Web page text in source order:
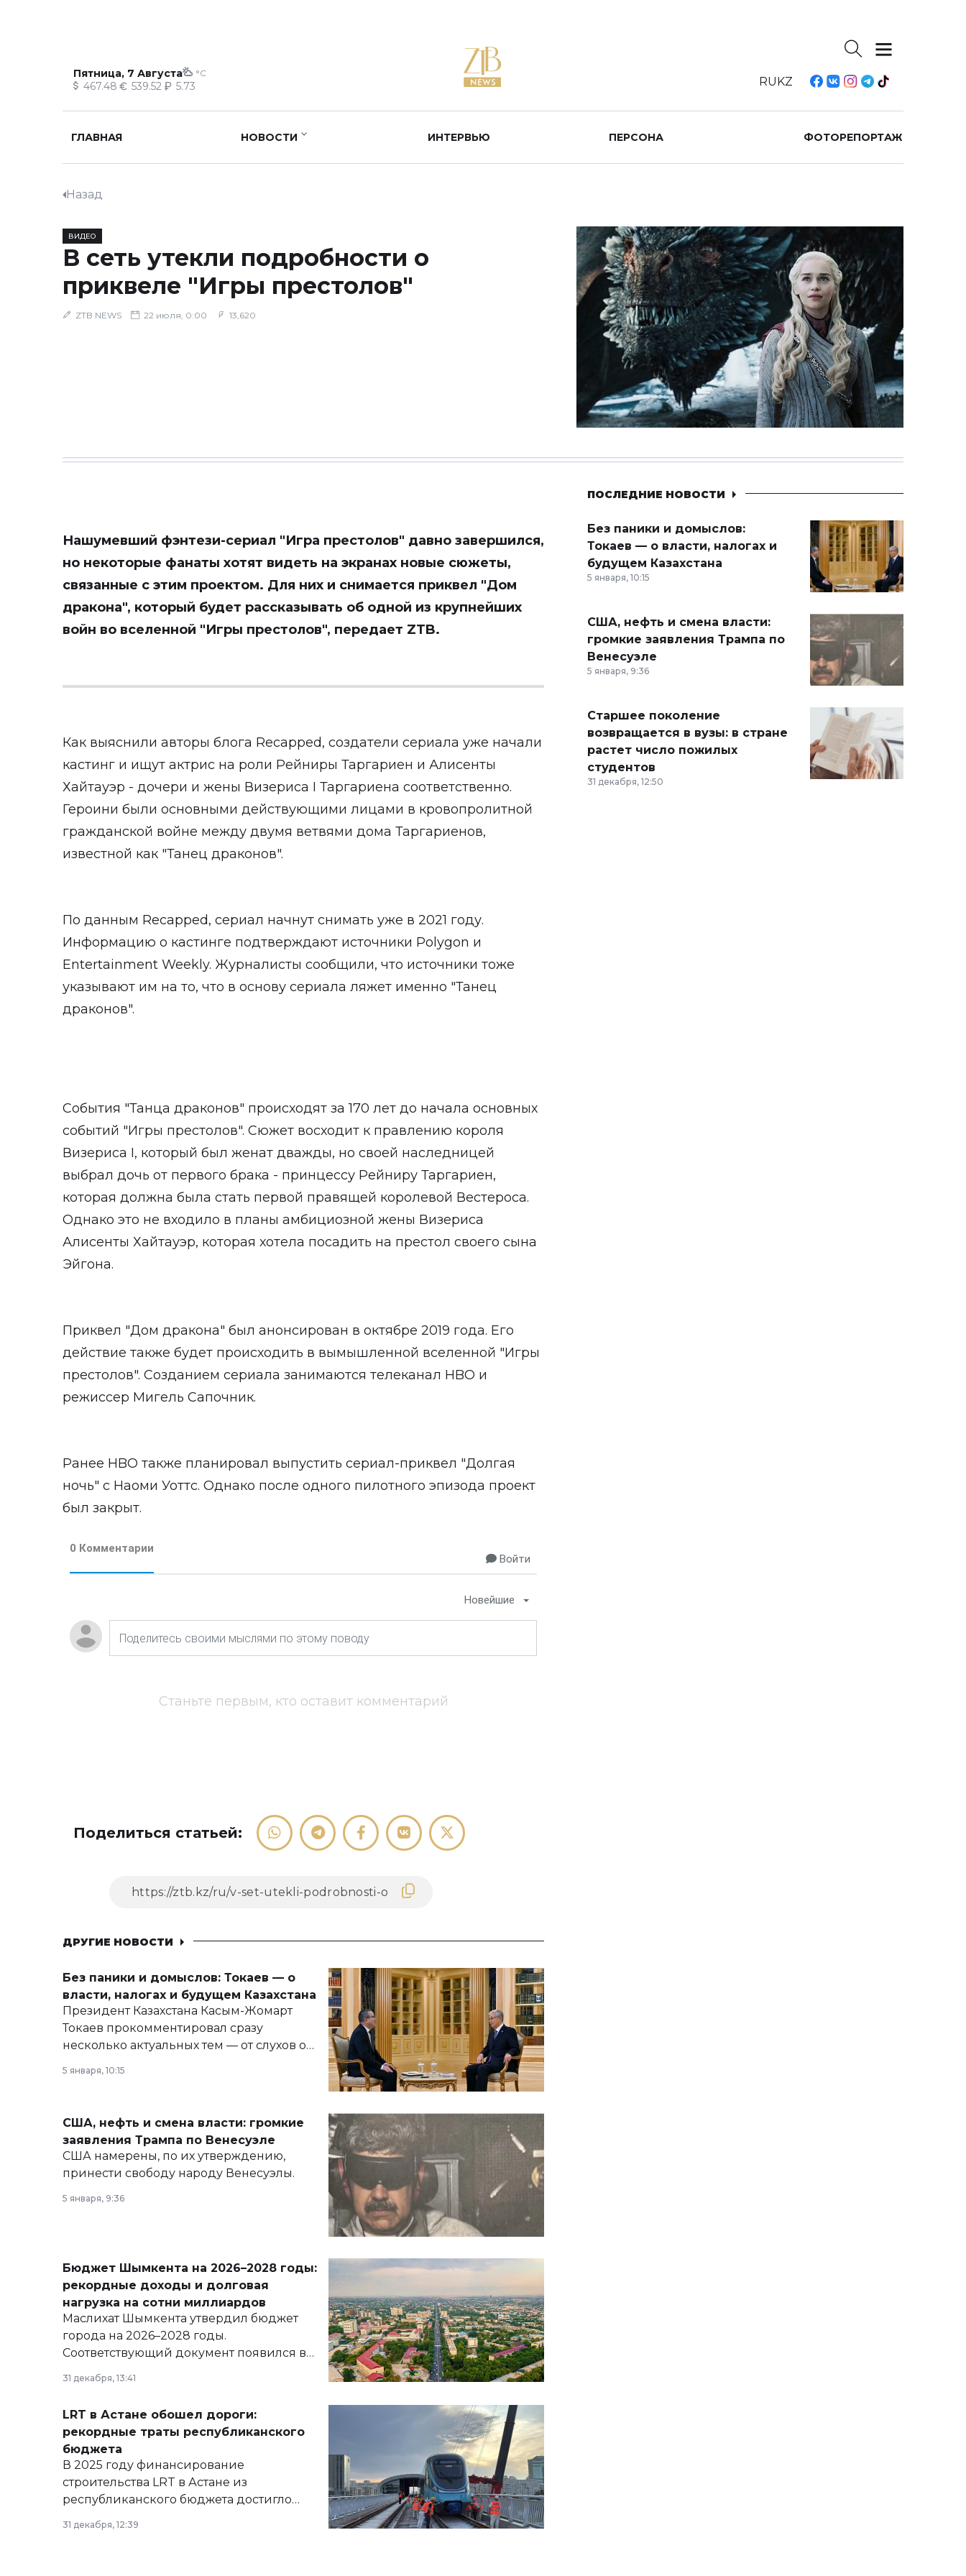
Пятница, 7 Августа °C
467.48 539.52 5.73 RUKZ
ГЛАВНАЯ НОВОСТИ ИНТЕРВЬЮ ПЕРСОНА ФОТОРЕПОРТАЖ
Назад
ВИДЕО
В сеть утекли подробности о
приквеле "Игры престолов"
ZTB NEWS 22 июля, 0:00 13,620
Нашумевший фэнтези-сериал "Игра престолов" давно завершился,
но некоторые фанаты хотят видеть на экранах новые сюжеты,
связанные с этим проектом. Для них и снимается приквел "Дом
дракона", который будет рассказывать об одной из крупнейших
войн во вселенной "Игры престолов", передает ZTB.
Как выяснили авторы блога Recapped, создатели сериала уже начали
кастинг и ищут актрис на роли Рейниры Таргариен и Алисенты
Хайтауэр - дочери и жены Визериса I Таргариена соответственно.
Героини были основными действующими лицами в кровопролитной
гражданской войне между двумя ветвями дома Таргариенов,
известной как "Танец драконов".
По данным Recapped, сериал начнут снимать уже в 2021 году.
Информацию о кастинге подтверждают источники Polygon и
Entertainment Weekly. Журналисты сообщили, что источники тоже
указывают им на то, что в основу сериала ляжет именно "Танец
драконов".
События "Танца драконов" происходят за 170 лет до начала основных
событий "Игры престолов". Сюжет восходит к правлению короля
Визериса I, который был женат дважды, но своей наследницей
выбрал дочь от первого брака - принцессу Рейниру Таргариен,
которая должна была стать первой правящей королевой Вестероса.
Однако это не входило в планы амбициозной жены Визериса
Алисенты Хайтауэр, которая хотела посадить на престол своего сына
Эйгона.
Приквел "Дом дракона" был анонсирован в октябре 2019 года. Его
действие также будет происходить в вымышленной вселенной "Игры
престолов". Созданием сериала занимаются телеканал HBO и
режиссер Мигель Сапочник.
Ранее HBO также планировал выпустить сериал-приквел "Долгая
ночь" с Наоми Уоттс. Однако после одного пилотного эпизода проект
был закрыт.
0 Комментарии
Войти
Новейшие
Станьте первым, кто оставит комментарий
Поделиться статьей:
ДРУГИЕ НОВОСТИ
Без паники и домыслов: Токаев — о
власти, налогах и будущем Казахстана
Президент Казахстана Касым-Жомарт
Токаев прокомментировал сразу
несколько актуальных тем — от слухов о
армии, экономики и личного здоровья.
5 января, 10:15
США, нефть и смена власти: громкие
заявления Трампа по Венесуэле
США намерены, по их утверждению,
принести свободу народу Венесуэлы.
5 января, 9:36
Бюджет Шымкента на 2026–2028 годы:
рекордные доходы и долговая
нагрузка на сотни миллиардов
Маслихат Шымкента утвердил бюджет
города на 2026–2028 годы.
Соответствующий документ появился в
базе нормативных правовых актов и на
сайте маслихат города.
31 декабря, 13:41
LRT в Астане обошел дороги:
рекордные траты республиканского
бюджета
В 2025 году финансирование
строительства LRT в Астане из
республиканского бюджета достигло
рекордных объемов.
31 декабря, 12:39
ПОСЛЕДНИЕ НОВОСТИ
Без паники и домыслов:
Токаев — о власти, налогах и
будущем Казахстана
5 января, 10:15
США, нефть и смена власти:
громкие заявления Трампа по
Венесуэле
5 января, 9:36
Старшее поколение
возвращается в вузы: в стране
растет число пожилых
студентов
31 декабря, 12:50